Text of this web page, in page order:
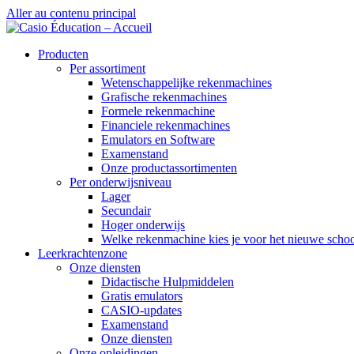
Aller au contenu principal
Producten
Per assortiment
Wetenschappelijke rekenmachines
Grafische rekenmachines
Formele rekenmachine
Financiele rekenmachines
Emulators en Software
Examenstand
Onze productassortimenten
Per onderwijsniveau
Lager
Secundair
Hoger onderwijs
Welke rekenmachine kies je voor het nieuwe
Leerkrachtenzone
Onze diensten
Didactische Hulpmiddelen
Gratis emulators
CASIO-updates
Examenstand
Onze diensten